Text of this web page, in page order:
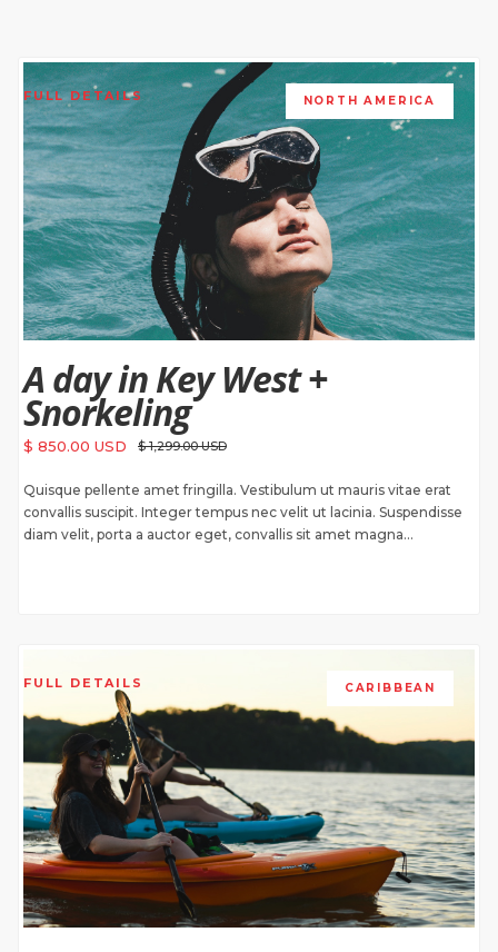
A day in Key West +
Snorkeling
$ 850.00 USD $ 1,299.00 USD
Quisque pellente amet fringilla. Vestibulum ut mauris vitae erat
convallis suscipit. Integer tempus nec velit ut lacinia. Suspendisse
diam velit, porta a auctor eget, convallis sit amet magna...
FULL DETAILS NORTH AMERICA
FULL DETAILS CARIBBEAN